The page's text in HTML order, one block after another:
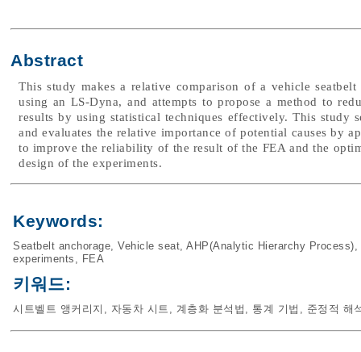
Abstract
This study makes a relative comparison of a vehicle
using an LS-Dyna, and attempts to propose a method to
results by using statistical techniques effectively. This study
and evaluates the relative importance of potential causes by
to improve the reliability of the result of the FEA and the
design of the experiments.
Keywords:
Seatbelt anchorage, Vehicle seat, AHP(Analytic Hierarchy Process),
experiments , FEA
키워드:
시트벨트 앵커리지 , 자동차 시트 , 계층화 분석법 , 통계 기법 , 준정적 해